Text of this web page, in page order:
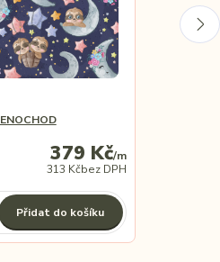
379 Kč/m
313 Kčbez DPH
Přidat do košíku